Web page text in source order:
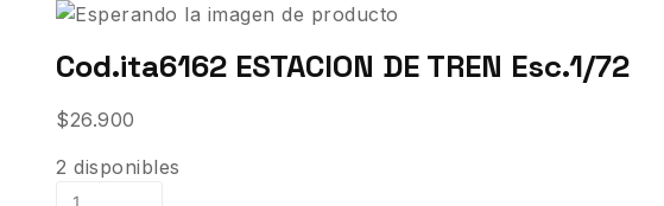
Cod.ita6162 ESTACION DE TREN Esc.1/72
$26.900
2 disponibles